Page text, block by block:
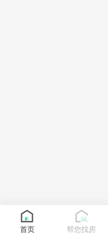
首页 帮您找房